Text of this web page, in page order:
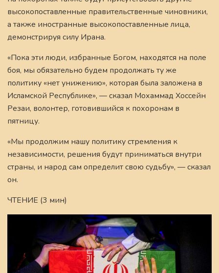
высокопоставленные правительственные чиновники,
а также иностранные высокопоставленные лица,
демонстрируя силу Ирана.
«Пока эти люди, избранные Богом, находятся на поле
боя, мы обязательно будем продолжать ту же
политику «нет унижению», которая была заложена в
Исламской Республике», — сказал Мохаммад Хоссейн
Резаи, волонтер, готовившийся к похоронам в
пятницу.
«Мы продолжим нашу политику стремления к
независимости, решения будут приниматься внутри
страны, и народ сам определит свою судьбу», — сказал
он.
ЧТЕНИЕ (3 мин)